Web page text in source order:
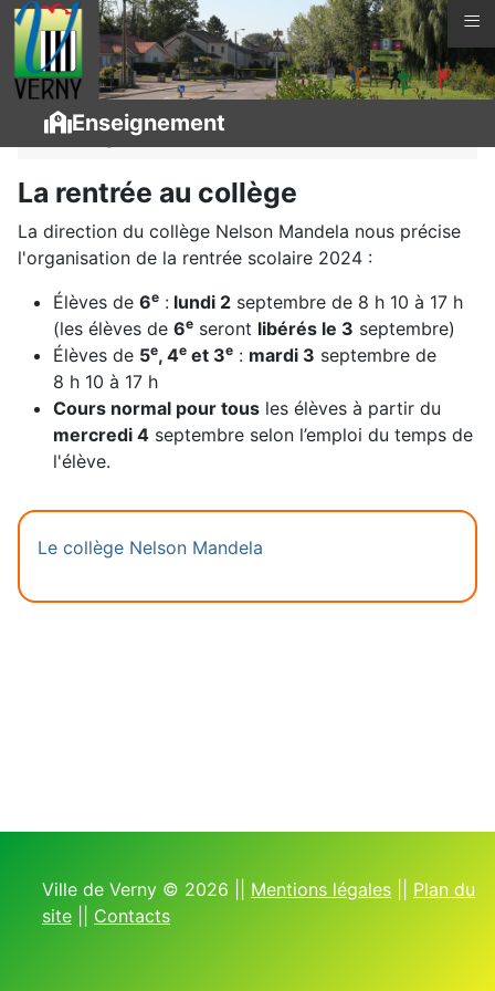
Vous êtes ici : Page d'accueil
Enseignement
La rentrée au collège
La direction du collège Nelson Mandela nous précise
l'organisation de la rentrée scolaire 2024 :
Élèves de 6e : lundi 2 septembre de 8 h 10 à 17 h
(les élèves de 6e seront libérés le 3 septembre)
Élèves de 5e, 4e et 3e : mardi 3 septembre de
8 h 10 à 17 h
Cours normal pour tous les élèves à partir du
mercredi 4 septembre selon l’emploi du temps de
l'élève.
Le collège Nelson Mandela
Ville de Verny © 2026 || Mentions légales
Plan du
site
Contacts
Enseignement
≡